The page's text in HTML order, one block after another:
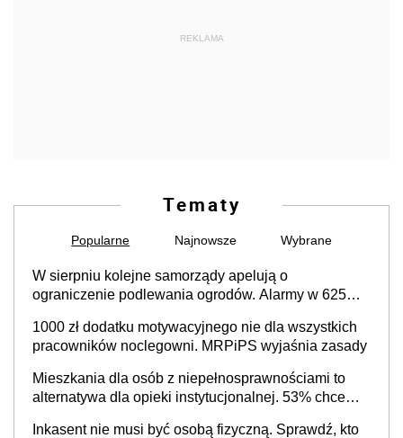
REKLAMA
Tematy
Popularne Najnowsze Wybrane
W sierpniu kolejne samorządy apelują o
ograniczenie podlewania ogrodów. Alarmy w 625
cały kraj
1000 zł dodatku motywacyjnego nie dla wszystkich
pracowników noclegowni. MRPiPS wyjaśnia zasady
Mieszkania dla osób z niepełnosprawnościami to
alternatywa dla opieki instytucjonalnej. 53% chce
Inkasent nie musi być osobą fizyczną. Sprawdź, kto